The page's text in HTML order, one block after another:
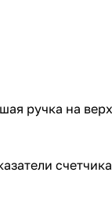
ручка на